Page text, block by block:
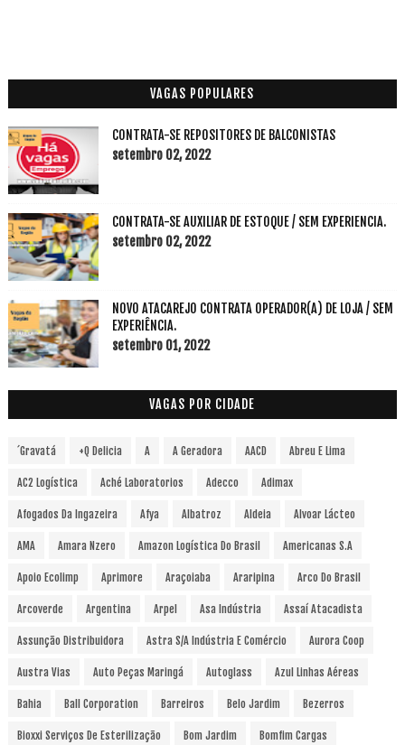
VAGAS POPULARES
CONTRATA-SE REPOSITORES DE BALCONISTAS
setembro 02, 2022
CONTRATA-SE AUXILIAR DE ESTOQUE / SEM EXPERIENCIA.
setembro 02, 2022
NOVO ATACAREJO CONTRATA OPERADOR(A) DE LOJA / SEM
EXPERIÊNCIA.
setembro 01, 2022
VAGAS POR CIDADE
´Gravatá +Q Delicia A A Geradora AACD Abreu E Lima
AC2 Logística Aché Laboratorios Adecco Adimax
Afogados Da Ingazeira Afya Albatroz Aldeia Alvoar Lácteo
AMA Amara Nzero Amazon Logística Do Brasil Americanas S.A
Apoio Ecolimp Aprimore Araçoiaba Araripina Arco Do Brasil
Arcoverde Argentina Arpel Asa Indústria Assaí Atacadista
Assunção Distribuidora Astra S/A Indústria E Comércio Aurora Coop
Austra Vias Auto Peças Maringá Autoglass Azul Linhas Aéreas
Bahia Ball Corporation Barreiros Belo Jardim Bezerros
Bioxxi Serviços De Esterilização Bom Jardim Bomfim Cargas